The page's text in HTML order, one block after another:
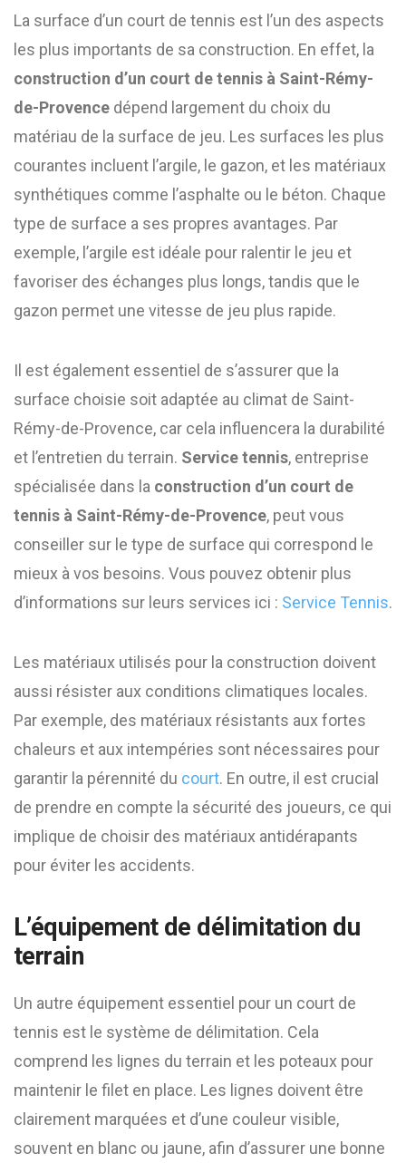
La surface d’un court de tennis est l’un des aspects
les plus importants de sa construction. En effet, la
construction d’un court de tennis à Saint-Rémy-
de-Provence dépend largement du choix du
matériau de la surface de jeu. Les surfaces les plus
courantes incluent l’argile, le gazon, et les matériaux
synthétiques comme l’asphalte ou le béton. Chaque
type de surface a ses propres avantages. Par
exemple, l’argile est idéale pour ralentir le jeu et
favoriser des échanges plus longs, tandis que le
gazon permet une vitesse de jeu plus rapide.
Il est également essentiel de s’assurer que la
surface choisie soit adaptée au climat de Saint-
Rémy-de-Provence, car cela influencera la durabilité
et l’entretien du terrain. Service tennis, entreprise
spécialisée dans la construction d’un court de
tennis à Saint-Rémy-de-Provence, peut vous
conseiller sur le type de surface qui correspond le
mieux à vos besoins. Vous pouvez obtenir plus
d’informations sur leurs services ici : Service Tennis.
Les matériaux utilisés pour la construction doivent
aussi résister aux conditions climatiques locales.
Par exemple, des matériaux résistants aux fortes
chaleurs et aux intempéries sont nécessaires pour
garantir la pérennité du court. En outre, il est crucial
de prendre en compte la sécurité des joueurs, ce qui
implique de choisir des matériaux antidérapants
pour éviter les accidents.
L’équipement de délimitation du
terrain
Un autre équipement essentiel pour un court de
tennis est le système de délimitation. Cela
comprend les lignes du terrain et les poteaux pour
maintenir le filet en place. Les lignes doivent être
clairement marquées et d’une couleur visible,
souvent en blanc ou jaune, afin d’assurer une bonne